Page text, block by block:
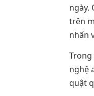
ngày.
trên
nhấn
nghệ
quật